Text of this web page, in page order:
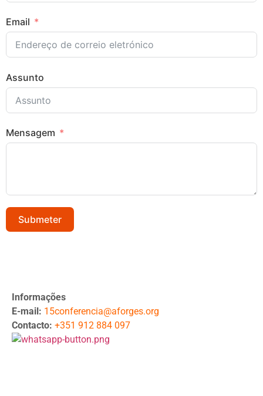
Email
Assunto
Mensagem
Submeter
Informações
E-mail: 15conferencia@aforges.org
Contacto: +351 912 884 097